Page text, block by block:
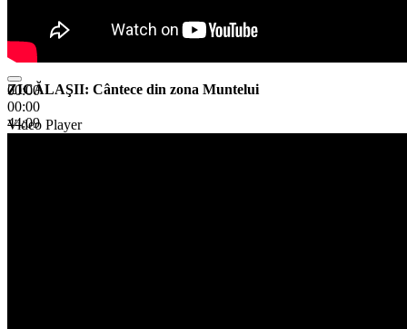
00:00
00:00
44:09
ZICĂLAŞII: Cântece din zona Muntelui
Video Player